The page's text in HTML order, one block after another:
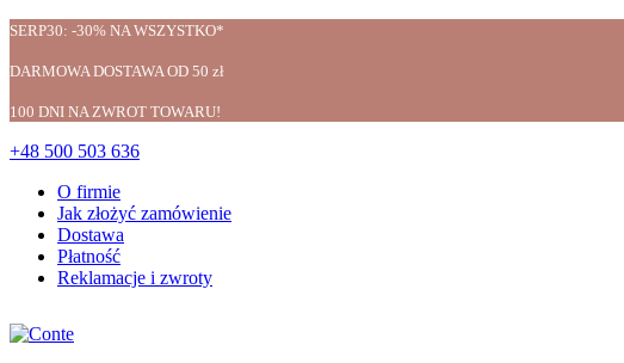
SERP30: -30% NA WSZYSTKO*
DARMOWA DOSTAWA OD 50 zł
100 DNI NA ZWROT TOWARU!
+48 500 503 636
O firmie
Jak złożyć zamówienie
Dostawa
Płatność
Reklamacje i zwroty